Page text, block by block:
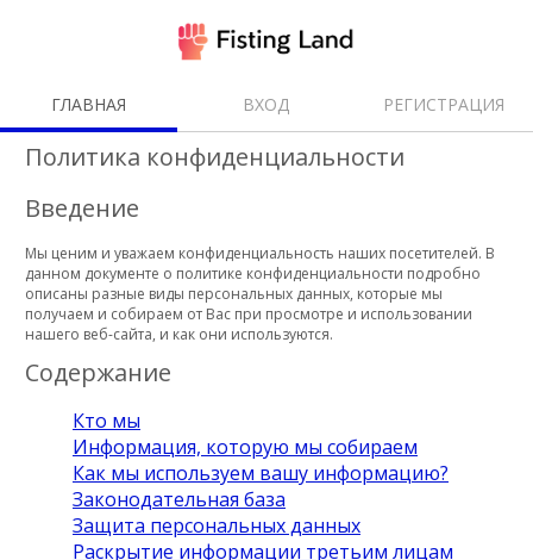
ГЛАВНАЯ ВХОД РЕГИСТРАЦИЯ
Политика конфиденциальности
Введение
Мы ценим и уважаем конфиденциальность наших посетителей. В
данном документе о политике конфиденциальности подробно
описаны разные виды персональных данных, которые мы
получаем и собираем от Вас при просмотре и использовании
нашего веб-сайта, и как они используются.
Содержание
Кто мы
Информация, которую мы собираем
Как мы используем вашу информацию?
Законодательная база
Защита персональных данных
Раскрытие информации третьим лицам